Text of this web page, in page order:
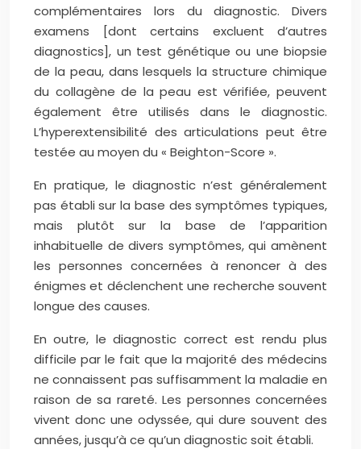
complémentaires lors du diagnostic. Divers
examens [dont certains excluent d’autres
diagnostics], un test génétique ou une biopsie
de la peau, dans lesquels la structure chimique
du collagène de la peau est vérifiée, peuvent
également être utilisés dans le diagnostic.
L’hyperextensibilité des articulations peut être
testée au moyen du « Beighton-Score ».
En pratique, le diagnostic n’est généralement
pas établi sur la base des symptômes typiques,
mais plutôt sur la base de l’apparition
inhabituelle de divers symptômes, qui amènent
les personnes concernées à renoncer à des
énigmes et déclenchent une recherche souvent
longue des causes.
En outre, le diagnostic correct est rendu plus
difficile par le fait que la majorité des médecins
ne connaissent pas suffisamment la maladie en
raison de sa rareté. Les personnes concernées
vivent donc une odyssée, qui dure souvent des
années, jusqu’à ce qu’un diagnostic soit établi.